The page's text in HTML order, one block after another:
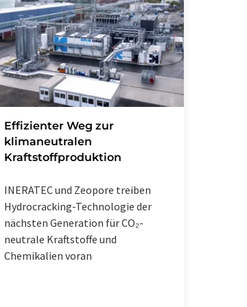
Effizienter Weg zur
klimaneutralen
Kraftstoffproduktion
INERATEC und Zeopore treiben
Hydrocracking-Technologie der
nächsten Generation für CO₂-
neutrale Kraftstoffe und
Chemikalien voran